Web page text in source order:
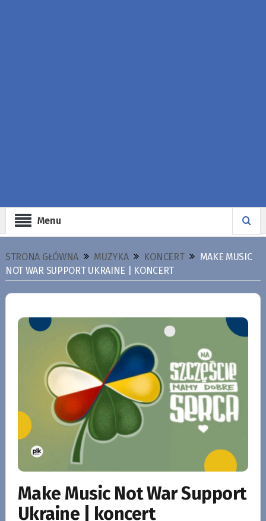
Menu
STRONA GŁÓWNA MUZYKA KONCERT
MAKE MUSIC
NOT WAR SUPPORT UKRAINE | KONCERT
Make Music Not War Support
Ukraine | koncert